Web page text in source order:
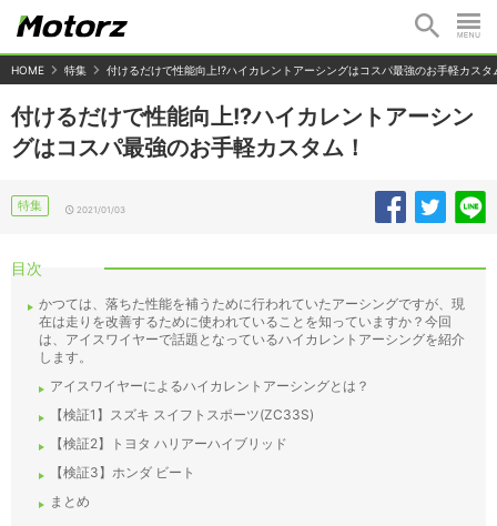
HOME 特集 付けるだけで性能向上!?ハイカレントアーシングはコスパ最強のお手軽カスタ
付けるだけで性能向上!?ハイカレントアーシン
グはコスパ最強のお手軽カスタム！
特集 2021/01/03
目次
かつては、落ちた性能を補うために行われていたアーシングですが、現
在は走りを改善するために使われていることを知っていますか？今回
は、アイスワイヤーで話題となっているハイカレントアーシングを紹介
します。
アイスワイヤーによるハイカレントアーシングとは？
【検証1】スズキ スイフトスポーツ(ZC33S)
【検証2】トヨタ ハリアーハイブリッド
【検証3】ホンダ ビート
まとめ